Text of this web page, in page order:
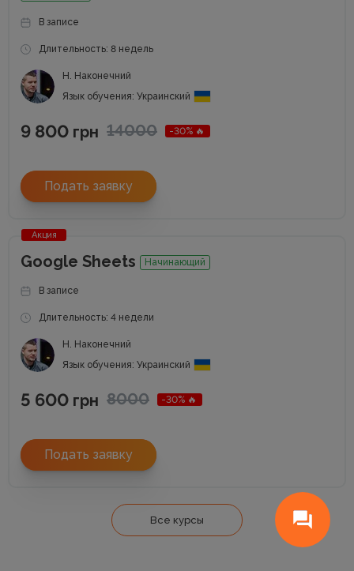
В записе
Длительность: 8 недель
Н. Наконечний
Язык обучения: Украинский
9 800 грн 14000 -30% 🔥
Подать заявку
Акция
Google Sheets Начинающий
В записе
Длительность: 4 недели
Н. Наконечний
Язык обучения: Украинский
5 600 грн 8000 -30% 🔥
Подать заявку
Все курсы